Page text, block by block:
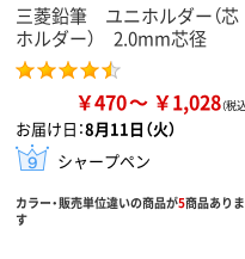
三菱鉛筆 ユニホルダー（芯
ホルダー） 2.0mm芯径
￥470 ￥1,028
お届け日：8月11日（火）
シャープペン
カラー・販売単位違いの商品が5商品ありま
す